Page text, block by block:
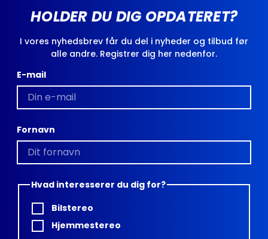
HOLDER DU DIG OPDATERET?
I vores nyhedsbrev får du del i nyheder og tilbud før
alle andre. Registrer dig her nedenfor.
E-mail
Fornavn
Hvad interesserer du dig for?
Bilstereo
Hjemmestereo